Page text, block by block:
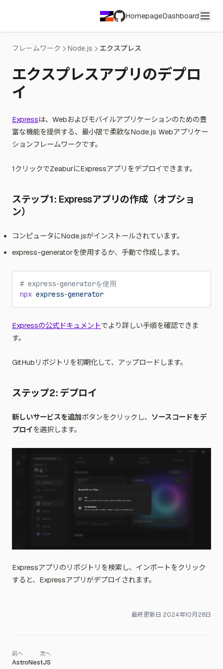
HomepageDashboard
コンプライアンス
公正利用ガイドライン
利用規約
フレームワーク Node.js エクスプレス
エクスプレスアプリのデプロ
イ
Expressは、Webおよびモバイルアプリケーションのための豊
富な機能を提供する、最小限で柔軟なNode.js Webアプリケー
ションフレームワークです。
1クリックでZeaburにExpressアプリをデプロイできます。
ステップ1: Expressアプリの作成（オプショ
ン）
コンピュータにNode.jsがインストールされています。
express-generatorを使用するか、手動で作成します。
# express-generatorを使用
npx express-generator
Expressの公式ドキュメントでより詳しい手順を確認できま
す。
GitHubリポジトリを初期化して、アップロードします。
ステップ2: デプロイ
新しいサービスを追加ボタンをクリックし、 ソースコードをデ
プロイを選択します。
Expressアプリのリポジトリを検索し、インポートをクリック
すると、Expressアプリがデプロイされます。
最終更新日 2024年10月28日
AstroNestJS